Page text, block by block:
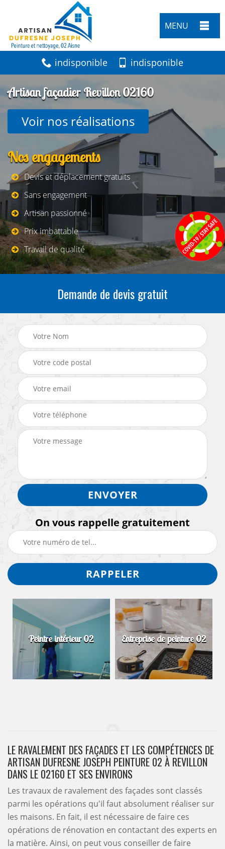
MENU
indisponible indisponible
Artisan façadier Revillon 02160
Voir nos réalisations
Nos engagements
Devis et déplacement gratuits
Sans engagement
Artisan passionné
Prix imbattable
Travail de qualité
Demande de devis gratuit
On vous rappelle gratuitement
Peintre intérieur 02 Entreprise de peinture 02
LE RAVALEMENT DES FAÇADES ET LES COMPÉTENCES DE
ARTISAN DUFRESNE JOSEPH PEINTURE 02 À REVILLON
DANS LE 02160 ET SES ENVIRONS
Les travaux de ravalement des façades sont classés
parmi les opérations qu'il faut absolument réaliser sur
les maisons. En fait, il est nécessaire de faire ces
opérations de rénovation en contactant des experts en
la matière. Ainsi, on peut vous conseiller de faire